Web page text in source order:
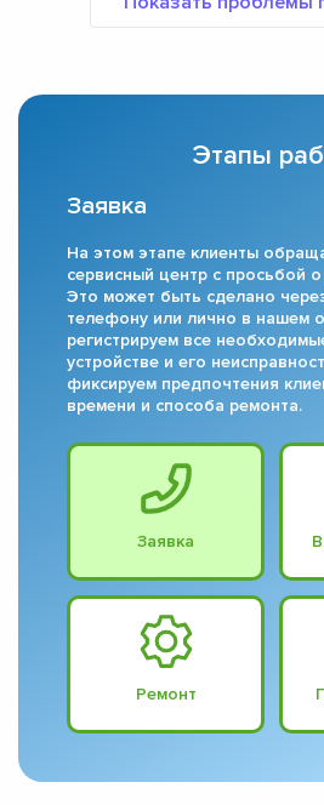
Этапы
Заявка
На этом этапе клиенты
сервисный центр с просьбой
Это может быть сделано
телефону или лично в нашем
регистрируем все
устройстве и его
фиксируем предпочтения
времени и способа ремонта.
Заявка
Ремонт